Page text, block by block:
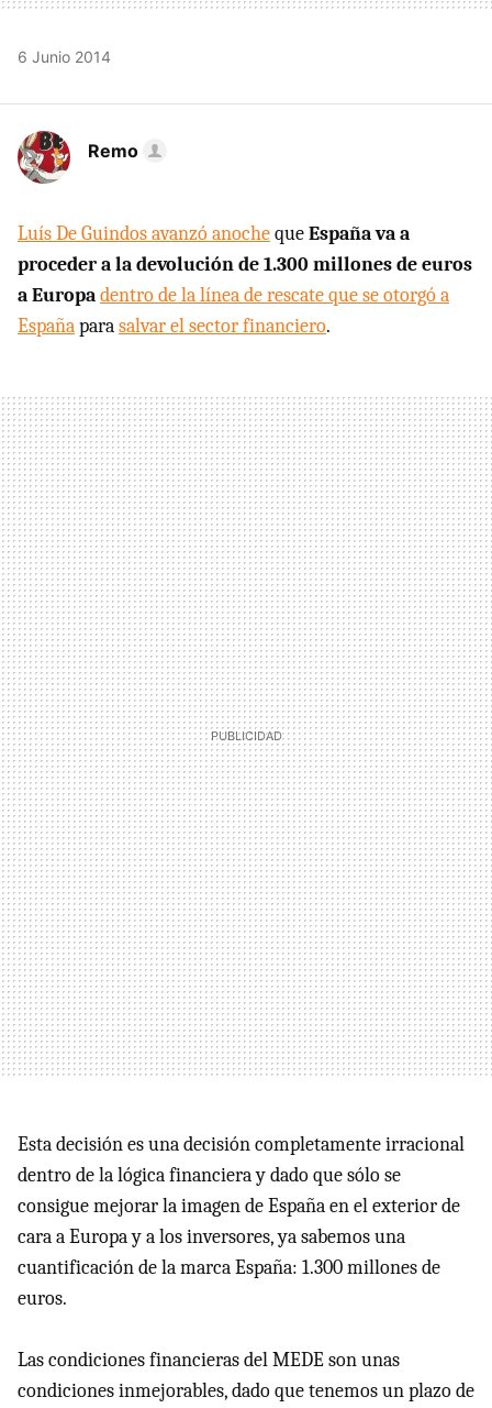
6 Junio 2014
Remo
Luís De Guindos avanzó anochequeEspaña va a
proceder a la devolución de 1.300 millones de euros
a Europadentro de la línea de rescate que se otorgó a
Españaparasalvar el sector financiero.
Esta decisión es una decisión completamente irracional
dentro de la lógica financiera y dado que sólo se
consigue mejorar la imagen de España en el exterior de
cara a Europa y a los inversores, ya sabemos una
cuantificación de la marca España: 1.300 millones de
euros.
Las condiciones financieras del MEDE son unas
condiciones inmejorables, dado que tenemos un plazo de